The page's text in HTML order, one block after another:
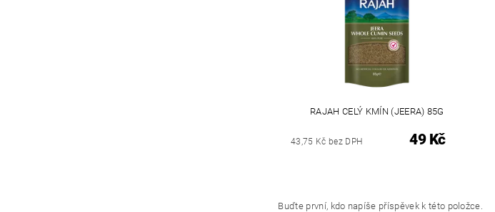
RAJAH CELÝ KMÍN (JEERA) 85G
43,75 Kč bez DPH 49 Kč
Buďte první, kdo napíše příspěvek k této položce.